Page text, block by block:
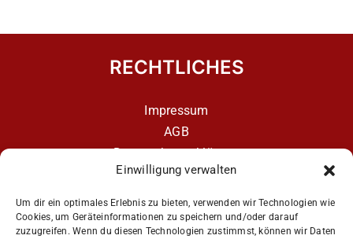
Einwilligung verwalten
Um dir ein optimales Erlebnis zu bieten, verwenden wir Technologien wie
Cookies, um Geräteinformationen zu speichern und/oder darauf
zuzugreifen. Wenn du diesen Technologien zustimmst, können wir Daten
RECHTLICHES
Impressum
AGB
Datenschutzerklärung
Datenschutzerklärung – aCATemy Katzentraining
App